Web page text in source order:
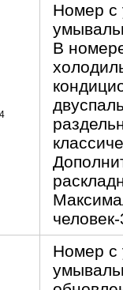
Номер с
В
Номер с